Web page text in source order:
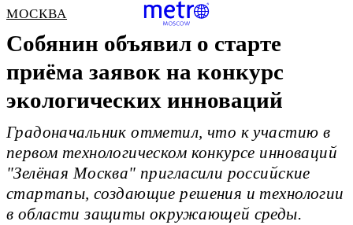
МОСКВА
Собянин объявил о старте
приёма заявок на конкурс
экологических инноваций
Градоначальник отметил, что к участию в
первом технологическом конкурсе инноваций
"Зелёная Москва" пригласили российские
стартапы, создающие решения и технологии
в области защиты окружающей среды.